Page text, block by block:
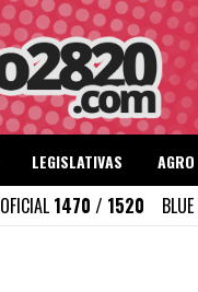
LEGISLATIVAS AGRO
OFICIAL 1470 / 1520 BLUE